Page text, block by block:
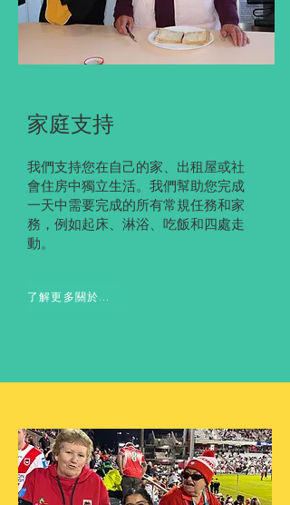
家庭支持
我們支持您在自己的家、出租屋或社
會住房中獨立生活。我們幫助您完成
一天中需要完成的所有常規任務和家
務，例如起床、淋浴、吃飯和四處走
動。